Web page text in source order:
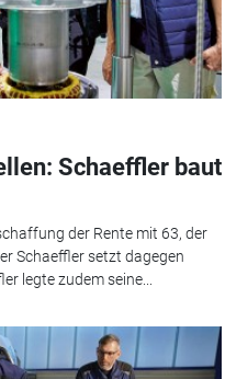
Schaeffler baut
der Rente mit 63, der
Schaeffler setzt dagegen
legte zudem seine...